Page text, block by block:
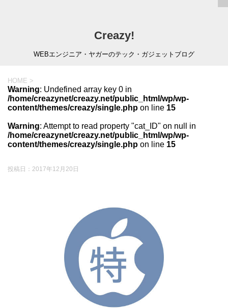
Creazy!
WEBエンジニア・ヤガーのテック・ガジェットブログ
HOME >
Warning: Undefined array key 0 in
/home/creazynet/creazy.net/public_html/wp/wp-
content/themes/creazy/single.php on line 15
Warning: Attempt to read property "cat_ID" on null in
/home/creazynet/creazy.net/public_html/wp/wp-
content/themes/creazy/single.php on line 15
投稿日： 2017年12月20日